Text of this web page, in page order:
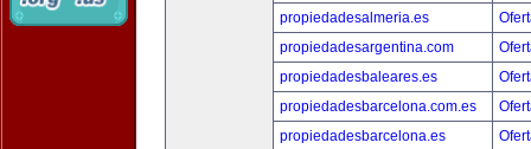
propiedadesalmeria.es
propiedadesargentina.com
propiedadesbaleares.es
propiedadesbarcelona.com.es
propiedadesbarcelona.es